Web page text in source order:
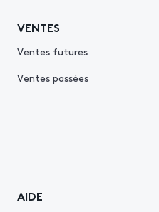
VENTES
Ventes futures
Ventes passées
AIDE